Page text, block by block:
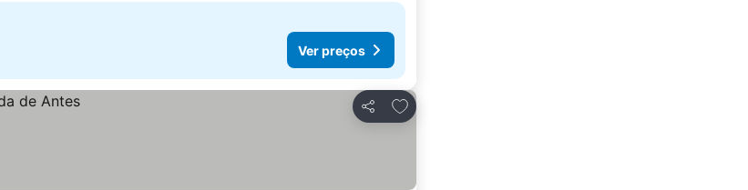
Ver preços
Partilhar
Adicionar aos favoritos